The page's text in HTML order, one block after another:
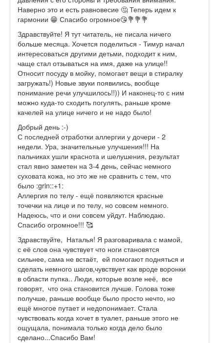
Наверно это и есть равновесие 🤔 Теперь идем к
гармонии 😁 Спасибо огромное😘💐💐💐
Здравствуйте! Я тут читатель, не писала ничего
больше месяца. Хочется поделиться - Тимур начал
интересоваться другими детьми, подходит к ним,
чаще стал отзываться на имя, даже на улице!!
Относит посуду в мойку, помогает вещи в стиралку
загружать!) Новые звуки появились, вообще
понимание речи улучшилось!!)) И наконец-то с ним
можно куда-то сходить погулять, раньше кроме
качелей на улице ничего и не надо было!
Добрый день :-)
С последней отработки аллергии у дочери - 2
недели. Ура, значительные улучшения!!! На
пальчиках ушли краснота и шелушения, результат
стал явно заметен на 3-4 день, сейчас немного
суховата кожа, но это же не сравнить с тем, что
было :grin::+1:
Аллергия по телу - ещё появляются красные
точечки на лице и по телу, но совсем немного.
Надеюсь, что и они совсем уйдут. Наблюдаю.
Спасибо огромное!!! 🥰
Здравствуйте, Наталья! Я разговаривала с мамой,
с её слов она чувствует что ноги становятся
сильнее, сама не встаёт, ей помогают подняться и
сделать немного шагов,чувствует как вроде воронки
в области пупка.. Люди, которые возле неё, все
говорят, что она становится лучше. Голова тоже
получше, раньше вообще было просто нечто, но
ещё многое путает и недопонимает. Стала
чувствовать когда хочет в туалет, раньше этого не
ощущала, понимала только когда дело было
сделано...Спасибо Вам!